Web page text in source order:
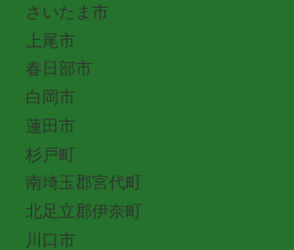
さいたま市
上尾市
春日部市
白岡市
蓮田市
杉戸町
南埼玉郡宮代町
北足立郡伊奈町
川口市